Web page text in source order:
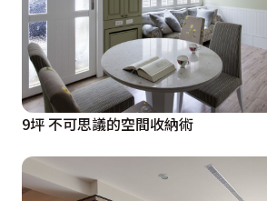
9坪 不可思議的空間收納術